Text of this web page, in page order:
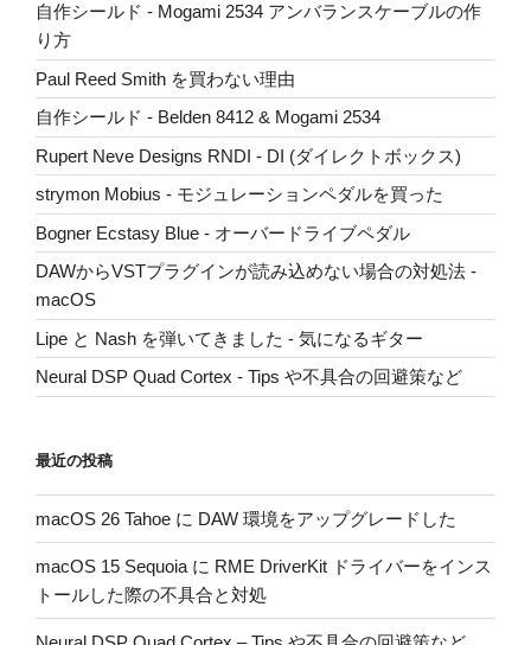
自作シールド - Mogami 2534 アンバランスケーブルの作
り方
Paul Reed Smith を買わない理由
自作シールド - Belden 8412 & Mogami 2534
Rupert Neve Designs RNDI - DI (ダイレクトボックス)
strymon Mobius - モジュレーションペダルを買った
Bogner Ecstasy Blue - オーバードライブペダル
DAWからVSTプラグインが読み込めない場合の対処法 -
macOS
Lipe と Nash を弾いてきました - 気になるギター
Neural DSP Quad Cortex - Tips や不具合の回避策など
最近の投稿
macOS 26 Tahoe に DAW 環境をアップグレードした
macOS 15 Sequoia に RME DriverKit ドライバーをインス
トールした際の不具合と対処